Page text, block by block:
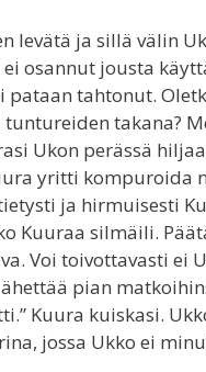
levätä ja sillä välin
osannut jousta
tahtonut.
takana?
Ukon perässä
yritti kompuroida
ja hirmuisesti
Kuuraa silmäili.
Voi toivottavasti ei
pian
Kuura kuiskasi.
jossa Ukko ei